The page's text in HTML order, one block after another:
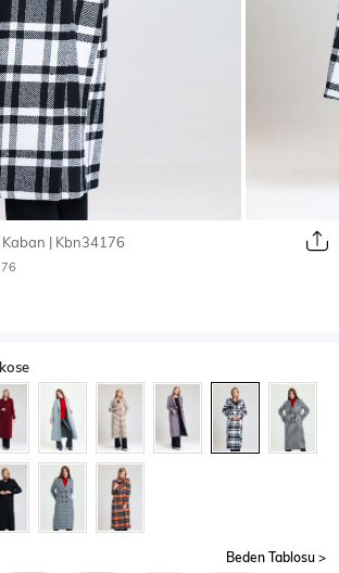
Mont & Kaban
Atlet Crop & Büstiyer
| Kbn34176
Beden Tablosu